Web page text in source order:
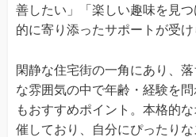
善したい」「楽しい趣味を見
的に寄り添ったサポートが受け
閑静な住宅街の一角にあり、
な雰囲気の中で年齢・経験を
もおすすめポイント。本格的
催しており、自分にぴったり